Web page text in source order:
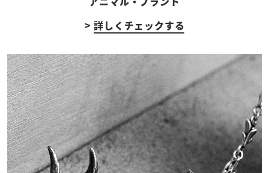
>詳しくチェックする